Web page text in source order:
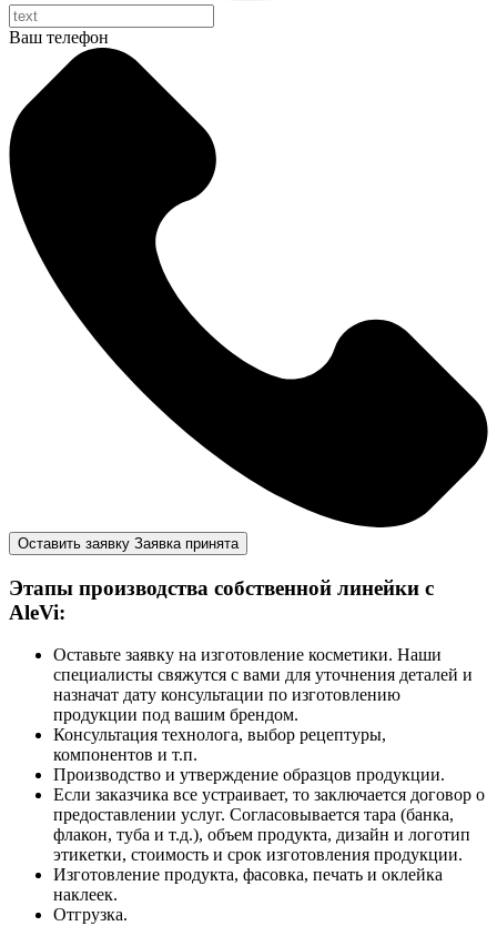
Ваш телефон
Оставить заявку Заявка принята
Этапы производства собственной линейки с
AleVi:
Оставьте заявку на изготовление косметики. Наши
специалисты свяжутся с вами для уточнения деталей и
назначат дату консультации по изготовлению
продукции под вашим брендом.
Консультация технолога, выбор рецептуры,
компонентов и т.п.
Производство и утверждение образцов продукции.
Если заказчика все устраивает, то заключается договор о
предоставлении услуг. Согласовывается тара (банка,
флакон, туба и т.д.), объем продукта, дизайн и логотип
этикетки, стоимость и срок изготовления продукции.
Изготовление продукта, фасовка, печать и оклейка
наклеек.
Отгрузка.